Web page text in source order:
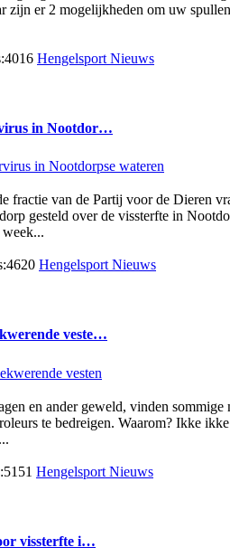
zijn er 2 mogelijkheden om uw
Hengelsport Nieuws
in Nootdor…
fractie van de Partij voor de Dieren
gesteld over de vissterfte in
Hengelsport Nieuws
veste…
en ander geweld, vinden sommige
te bedreigen. Waarom? Ikke
Hengelsport Nieuws
vissterfte i…